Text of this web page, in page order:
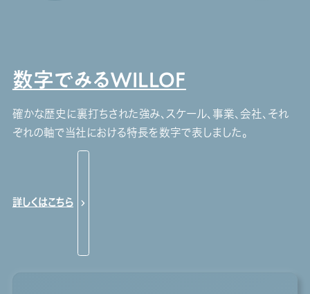
数字でみるWILLOF
確かな歴史に裏打ちされた強み、スケール、事業、会社、それ
ぞれの軸で当社における特長を数字で表しました。
詳しくはこちら